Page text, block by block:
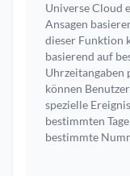
Universe Cloud
Ansagen
dieser Funktion
basierend auf
Uhrzeitangaben
können
spezielle
bestimmten
bestimmte